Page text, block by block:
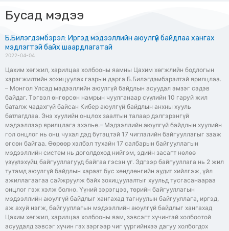
Бусад мэдээ
Б.Билэгдэмбэрэл: Иргэд мэдээллийн аюулгүй байдлаа хангах
мэдлэгтэй байх шаардлагатай
2022-04-04
Цахим хөгжил, харилцаа холбооны яамны Цахим хөгжлийн бодлогын
хэрэгжилтийн зохицуулах газрын дарга Б.Билэгдэмбэрэлтэй ярилцлаа.
– Монгол Улсад мэдээллийн аюулгүй байдлын асуудал эмзэг сэдэв
байдаг. Тэгвэл өнгөрсөн намрын чуулганаар сүүлийн 10 гаруй жил
баталж чадахгүй байсан Кибер аюулгүй байдлын анхны хууль
батлагдлаа. Энэ хуулийн онцлох заалтын талаар дэлгэрэнгүй
мэдээллээр ярилцлага эхэлье.– Мэдээллийн аюулгүй байдлын хуулийн
гол онцлог нь онц чухал дэд бүтэцтэй 17 чиглэлийн байгууллагыг зааж
өгсөн байгаа. Өөрөөр хэлбэл тухайн 17 салбарын байгууллагын
мэдээллийн систем нь доголдоход нийгэм, эдийн засагт нөлөө
үзүүлэхүйц байгууллагууд байгаа гэсэн үг. Эдгээр байгууллага нь 2 жил
тутамд аюулгүй байдлын хараат бус хөндлөнгийн аудит хийлгэж, үйл
ажиллагаагаа сайжруулж байх зохицуулалтыг хуульд тусгасанаараа
онцлог гэж хэлж болно. Үүний зэрэгцээ, төрийн байгууллагын
мэдээллийн аюулгүй байдлыг хангахад тагнуулын байгууллага, иргэд,
аж ахуй нэгж, байгууллагын мэдээллийн аюулгүй байдлыг хангахад
Цахим хөгжил, харилцаа холбооны яам, зэвсэгт хүчинтэй холбоотой
асуудалд зэвсэг хүчин гэх зэргээр чиг үүргийнхээ дагуу холбогдох